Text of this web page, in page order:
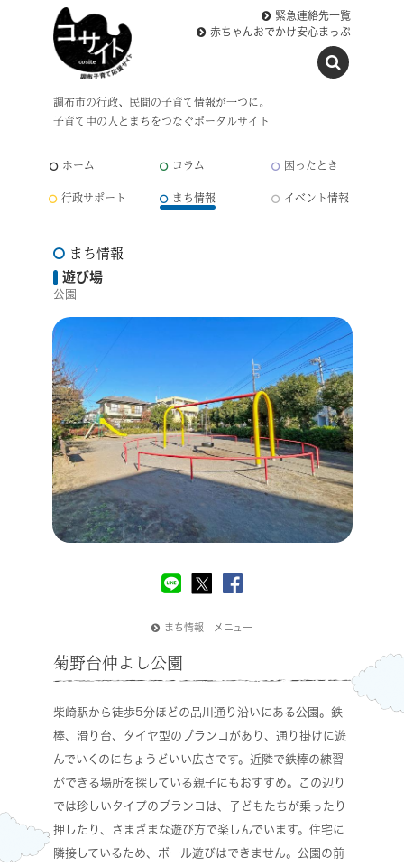
調布市の行政、民間の子育て情報が一つに。
子育て中の人とまちをつなぐポータルサイト
緊急連絡先一覧
赤ちゃんおでかけ安心まっぷ
ホーム コラム
困ったとき
行政サポート
まち情報 イベント情報
まち情報
遊び場
公園
まち情報 メニュー
菊野台仲よし公園
柴崎駅から徒歩5分ほどの品川通り沿いにある公園。鉄
棒、滑り台、タイヤ型のブランコがあり、通り掛けに遊
んでいくのにちょうどいい広さです。近隣で鉄棒の練習
ができる場所を探している親子にもおすすめ。この辺り
では珍しいタイプのブランコは、子どもたちが乗ったり
押したり、さまざまな遊び方で楽しんでいます。住宅に
隣接しているため、ボール遊びはできません。公園の前